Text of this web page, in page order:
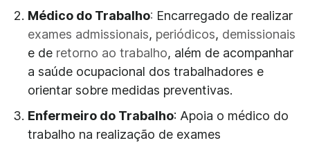
Médico do Trabalho: Encarregado de realizar
exames admissionais, periódicos, demissionais
e de retorno ao trabalho, além de acompanhar
a saúde ocupacional dos trabalhadores e
orientar sobre medidas preventivas.
Enfermeiro do Trabalho: Apoia o médico do
trabalho na realização de exames